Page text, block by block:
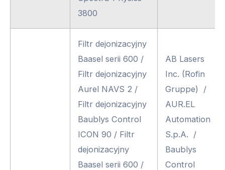
3800
Filtr dejonizacyjny
Baasel serii 600 /
Filtr dejonizacyjny
Aurel NAVS 2 /
Filtr dejonizacyjny
Baublys Control
ICON 90 / Filtr
dejonizacyjny
Baasel serii 600 /
AB Lasers
Inc. (Rofin
Gruppe) /
AUR.EL
Automation
S.p.A. /
Baublys
Control